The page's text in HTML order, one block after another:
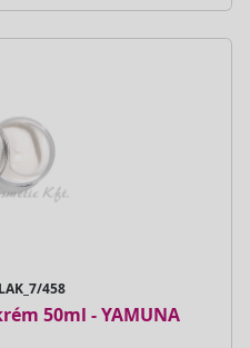
LAK_7/458
50ml - YAMUNA